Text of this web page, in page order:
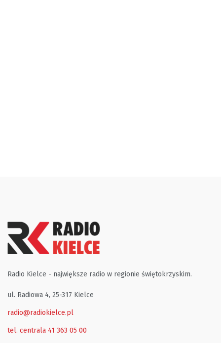
Radio Kielce - największe radio w regionie świętokrzyskim.
ul. Radiowa 4, 25-317 Kielce
radio@radiokielce.pl
tel. centrala 41 363 05 00